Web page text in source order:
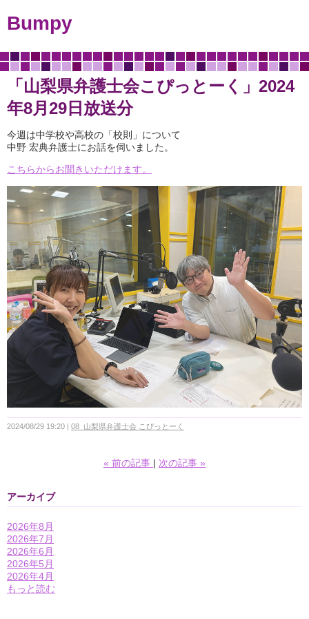
Bumpy
「山梨県弁護士会こぴっとーく」2024
年8月29日放送分
今週は中学校や高校の「校則」について
中野 宏典弁護士にお話を伺いました。
こちらからお聞きいただけます。
2024/08/29 19:20 08_山梨県弁護士会 こぴっとーく
« 前の記事 次の記事 »
アーカイブ
2026年8月
2026年7月
2026年6月
2026年5月
2026年4月
もっと読む